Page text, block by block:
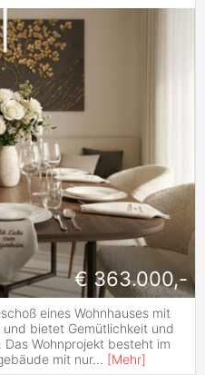
€ 363.000,-
eines Wohnhauses mit
bietet Gemütlichkeit und
Wohnprojekt besteht im
mit nur... [Mehr]